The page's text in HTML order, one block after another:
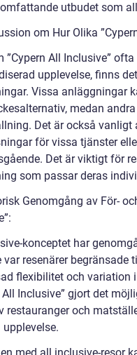
utbudet som
om Hur Olika
”Cypern All Inclusive”
upplevelse, finns
Vissa anläggningar
medan
Det är också
för vissa tjänster
Det är viktigt för
som passar deras
Genomgång av För-
konceptet har
var resenärer
flexibilitet och variation
All Inclusive” gjort det
restauranger och
upplevelse.